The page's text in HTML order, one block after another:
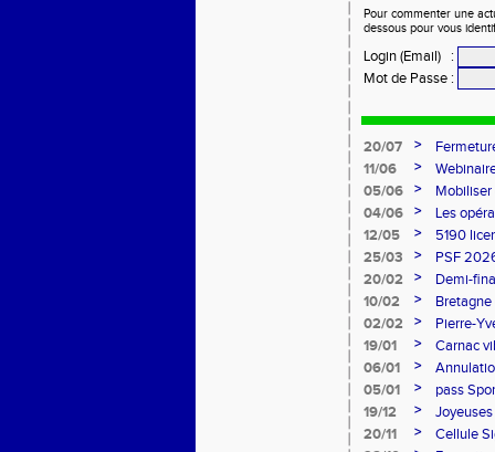
Pour commenter une
dessous pour vous
Login (Email)
:
Mot de Passe :
20/07 >
11/06
>
05/06
>
04/06
>
Les
12/05
>
5190
25/03
>
PSF
20/02
>
Demi-
10/02
>
l'honneur
02/02 >
Pierre-
comité
19/01 >
Carnac
06/01
>
05/01
>
pass
19/12
>
20/11 >
Cellule